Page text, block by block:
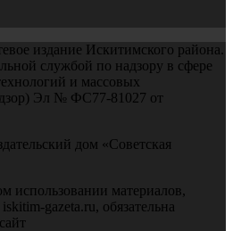
издание Искитимского района.
службой по надзору в сфере
и массовых
Эл № ФС77-81027 от
дом «Советская
использовании материалов,
gazeta.ru, обязательна